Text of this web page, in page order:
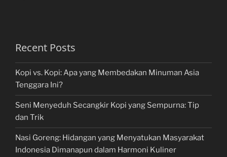
Recent Posts
Kopi vs. Kopi: Apa yang Membedakan Minuman Asia
Tenggara Ini?
Seni Menyeduh Secangkir Kopi yang Sempurna: Tip
dan Trik
Nasi Goreng: Hidangan yang Menyatukan Masyarakat
Indonesia Dimanapun dalam Harmoni Kuliner